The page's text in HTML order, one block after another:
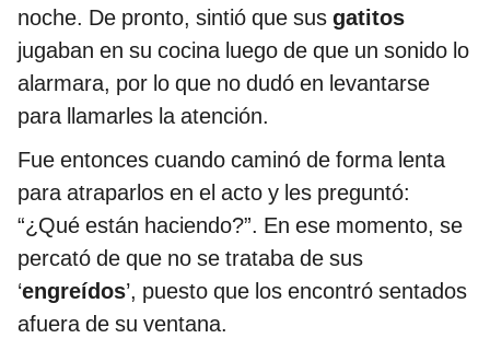
noche. De pronto, sintió que sus gatitos
jugaban en su cocina luego de que un sonido lo
alarmara, por lo que no dudó en levantarse
para llamarles la atención.
Fue entonces cuando caminó de forma lenta
para atraparlos en el acto y les preguntó:
“¿Qué están haciendo?”. En ese momento, se
percató de que no se trataba de sus
‘engreídos’, puesto que los encontró sentados
afuera de su ventana.